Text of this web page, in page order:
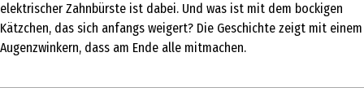
elektrischer Zahnbürste ist dabei. Und was ist mit dem bockigen
Kätzchen, das sich anfangs weigert? Die Geschichte zeigt mit einem
Augenzwinkern, dass am Ende alle mitmachen.